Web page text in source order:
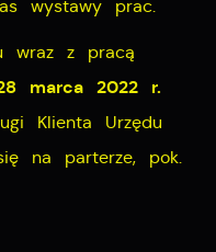
wystawy prac.
wraz z pracą
marca 2022 r.
Klienta Urzędu
na parterze, pok.